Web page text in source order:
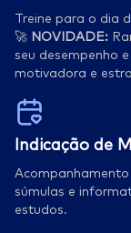
Treine para o dia
🚀 NOVIDADE:
seu desempenho
motivadora e
Indicação de
Acompanhamento
súmulas e
estudos.